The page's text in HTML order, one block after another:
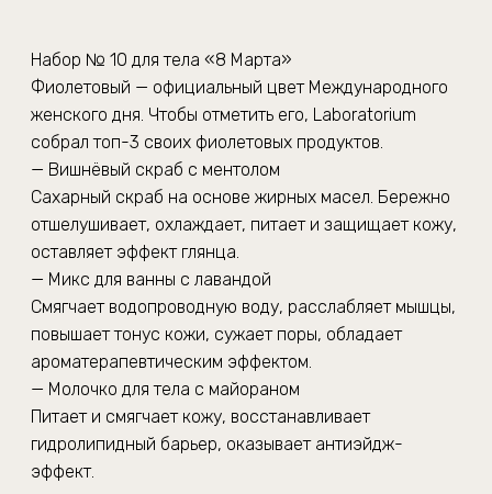
Набор № 10 для тела «8 Марта»
Фиолетовый — официальный цвет Международного
женского дня. Чтобы отметить его, Laboratorium
собрал топ-3 своих фиолетовых продуктов.
— Вишнёвый скраб с ментолом
Сахарный скраб на основе жирных масел. Бережно
отшелушивает, охлаждает, питает и защищает кожу,
оставляет эффект глянца.
— Микс для ванны с лавандой
Смягчает водопроводную воду, расслабляет мышцы,
повышает тонус кожи, сужает поры, обладает
ароматерапевтическим эффектом.
— Молочко для тела с майораном
Питает и смягчает кожу, восстанавливает
гидролипидный барьер, оказывает антиэйдж-
эффект.